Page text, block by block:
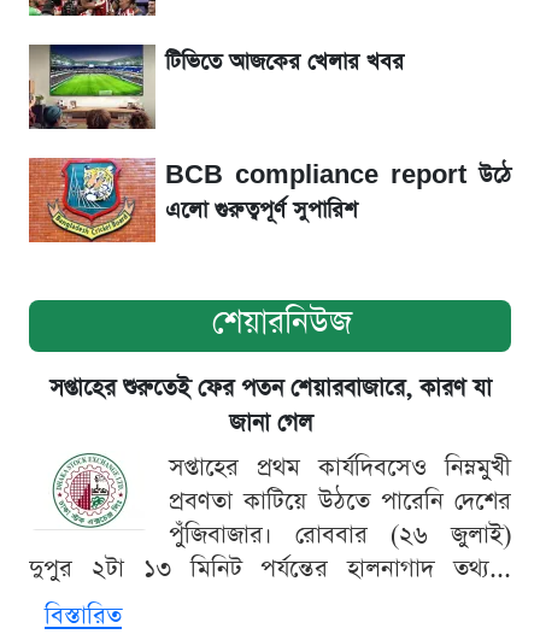
সৌদিতে বাংলাদেশিদের আকামা নবায়নে বদলে গেল
নিয়ম
টিভিতে আজকের খেলার খবর
BCB compliance report উঠে
এলো গুরুত্বপূর্ণ সুপারিশ
শেয়ারনিউজ
সপ্তাহের শুরুতেই ফের পতন শেয়ারবাজারে, কারণ যা
জানা গেল
সপ্তাহের প্রথম কার্যদিবসেও নিম্নমুখী
প্রবণতা কাটিয়ে উঠতে পারেনি দেশের
পুঁজিবাজার। রোববার (২৬ জুলাই)
দুপুর ২টা ১৩ মিনিট পর্যন্তের হালনাগাদ তথ্য...
বিস্তারিত